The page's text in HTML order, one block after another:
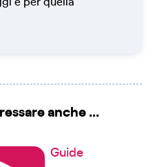
anche ...
Guide